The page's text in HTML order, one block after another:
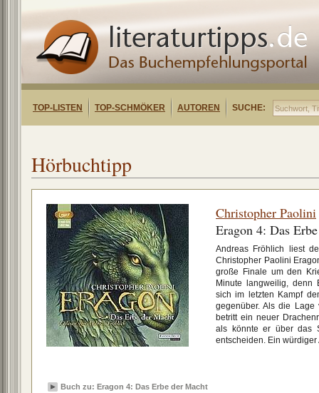
TOP-LISTEN TOP-SCHMÖKER AUTOREN SUCHE:
Hörbuchtipp
Christopher Paolini
Eragon 4: Das
Andreas Fröhlich liest
Christopher Paolini
große Finale um den
Minute langweilig, denn
sich im letzten Kampf
gegenüber. Als die Lage
betritt ein neuer
als könnte er über das
entscheiden. Ein
Buch zu: Eragon 4: Das Erbe der Macht